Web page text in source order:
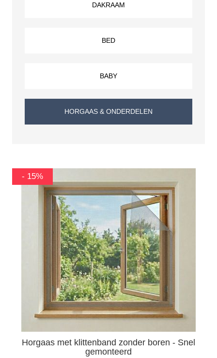
DAKRAAM
BED
BABY
HORGAAS & ONDERDELEN
-15%
Horgaas met klittenband zonder boren - Snel
gemonteerd
- 15%